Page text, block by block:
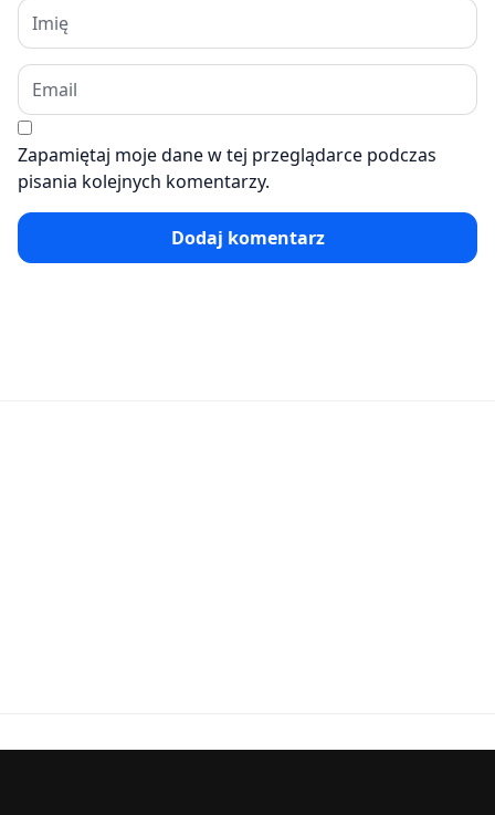
Zapamiętaj moje dane w tej przeglądarce podczas
pisania kolejnych komentarzy.
Dodaj komentarz